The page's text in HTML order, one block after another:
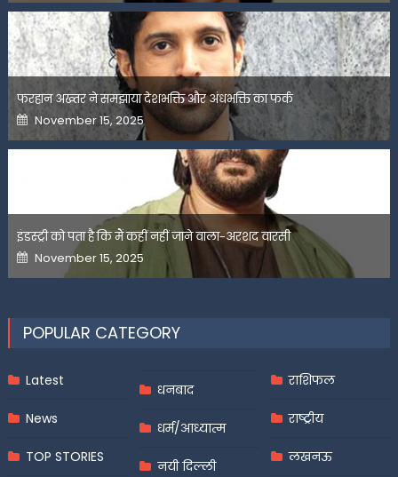
फरहान अख्तर ने समझाया देशभक्ति और अंधभक्ति का फर्क
Posted
on
November 15, 2025
इंडस्ट्री को पता है कि मैं कहीं नहीं जाने वाला-अरशद वारसी
Posted
on
November 15, 2025
POPULAR CATEGORY
Latest
News
TOP STORIES
धनबाद
धर्म/आध्यात्म
नयी दिल्ली
राशिफल
राष्ट्रीय
लखनऊ